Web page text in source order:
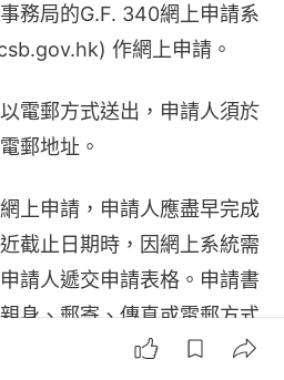
務局的G.F. 340網上申請系
作網上申請。
電郵方式送出，申請人須於
郵地址。
上申請，申請人應盡早完成
截止日期時，因網上系統需
請人遞交申請表格。申請書
身、郵寄、傳真或電郵方式